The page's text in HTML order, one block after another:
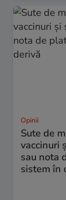
Opinii
Sute de
vaccinuri
sau nota
sistem în